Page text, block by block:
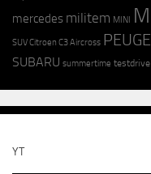
mercedes militem MINI
SUV Citroen C3 Aircross
SUBARU summertime testdrive
YT